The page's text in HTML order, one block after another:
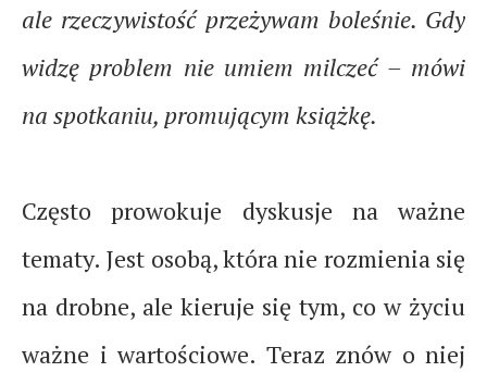
ale rzeczywistość przeżywam boleśnie. Gdy
widzę problem nie umiem milczeć – mówi
na spotkaniu, promującym książkę.
Często prowokuje dyskusje na ważne
tematy. Jest osobą, która nie rozmienia się
na drobne, ale kieruje się tym, co w życiu
ważne i wartościowe. Teraz znów o niej